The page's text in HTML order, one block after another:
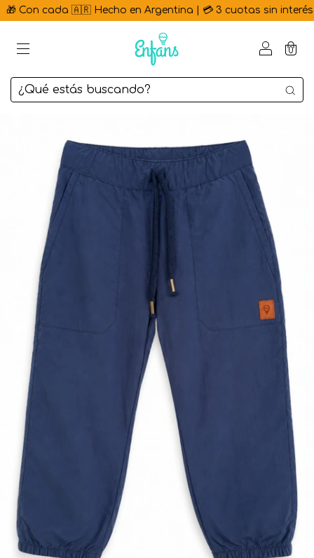
Con cada 🇦🇷 Hecho en Argentina | 💳 3 cuotas sin interés |
0